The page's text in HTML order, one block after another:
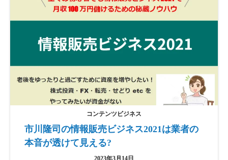
コンテンツビジネス
市川隆司の情報販売ビジネス2021は業者の
本音が透けて見える?
2023年3月14日